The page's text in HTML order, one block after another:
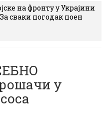
на фронту у Украјини
сваки погодак поен
у